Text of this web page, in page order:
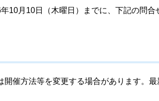
10月10日（木曜日）までに、下記の問合
開催方法等を変更する場合があります。